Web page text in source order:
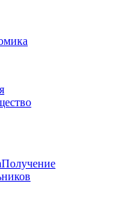
Получение